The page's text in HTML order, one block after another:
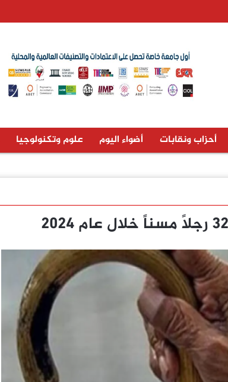
أحزاب ونقابات أضواء اليوم علوم وتكنولوجيا